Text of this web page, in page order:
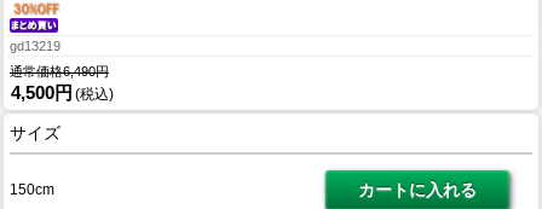
gd13219
通常価格6,490円
4,500円 (税込)
サイズ
150cm